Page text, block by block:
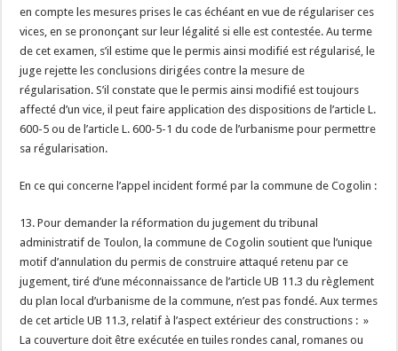
en compte les mesures prises le cas échéant en vue de régulariser ces
vices, en se prononçant sur leur légalité si elle est contestée. Au terme
de cet examen, s’il estime que le permis ainsi modifié est régularisé, le
juge rejette les conclusions dirigées contre la mesure de
régularisation. S’il constate que le permis ainsi modifié est toujours
affecté d’un vice, il peut faire application des dispositions de l’article L.
600-5 ou de l’article L. 600-5-1 du code de l’urbanisme pour permettre
sa régularisation.
En ce qui concerne l’appel incident formé par la commune de Cogolin :
13. Pour demander la réformation du jugement du tribunal
administratif de Toulon, la commune de Cogolin soutient que l’unique
motif d’annulation du permis de construire attaqué retenu par ce
jugement, tiré d’une méconnaissance de l’article UB 11.3 du règlement
du plan local d’urbanisme de la commune, n’est pas fondé. Aux termes
de cet article UB 11.3, relatif à l’aspect extérieur des constructions : »
La couverture doit être exécutée en tuiles rondes canal, romanes ou